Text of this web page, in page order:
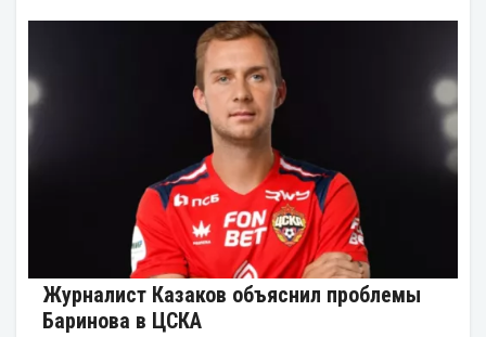
Журналист Казаков объяснил проблемы
Баринова в ЦСКА